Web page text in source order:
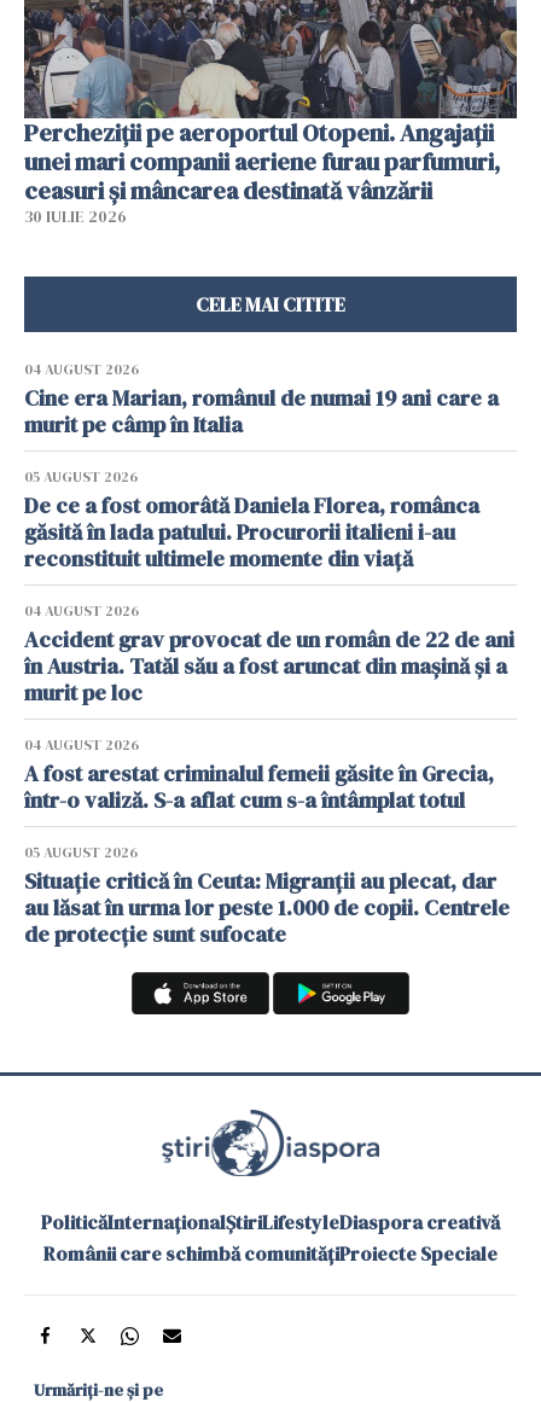
Percheziții pe aeroportul Otopeni. Angajații
unei mari companii aeriene furau parfumuri,
ceasuri și mâncarea destinată vânzării
30 IULIE 2026
CELE MAI CITITE
04 AUGUST 2026
Cine era Marian, românul de numai 19 ani care a
murit pe câmp în Italia
05 AUGUST 2026
De ce a fost omorâtă Daniela Florea, românca
găsită în lada patului. Procurorii italieni i-au
reconstituit ultimele momente din viață
04 AUGUST 2026
Accident grav provocat de un român de 22 de ani
în Austria. Tatăl său a fost aruncat din mașină și a
murit pe loc
04 AUGUST 2026
A fost arestat criminalul femeii găsite în Grecia,
într-o valiză. S-a aflat cum s-a întâmplat totul
05 AUGUST 2026
Situație critică în Ceuta: Migranții au plecat, dar
au lăsat în urma lor peste 1.000 de copii. Centrele
de protecție sunt sufocate
PoliticăInternaționalȘtiriLifestyleDiaspora creativă
Românii care schimbă comunitățiProiecte Speciale
Urmăriți-ne și pe